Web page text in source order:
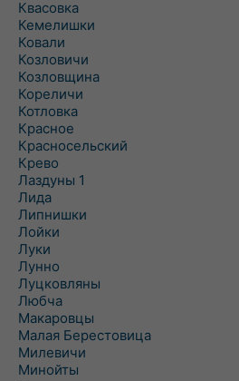
Квасовка
Кемелишки
Ковали
Козловичи
Козловщина
Кореличи
Котловка
Красное
Красносельский
Крево
Лаздуны 1
Лида
Липнишки
Лойки
Луки
Лунно
Луцковляны
Любча
Макаровцы
Малая Берестовица
Милевичи
Минойты